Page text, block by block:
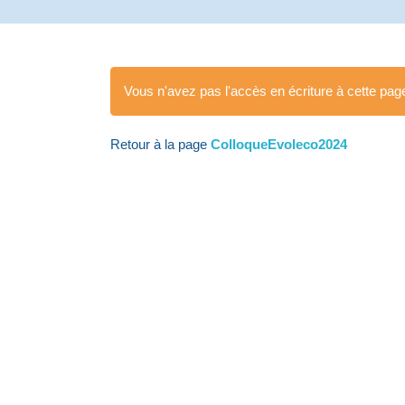
Vous n'avez pas l'accès en écriture à cette
Retour à la page ColloqueEvoleco2024